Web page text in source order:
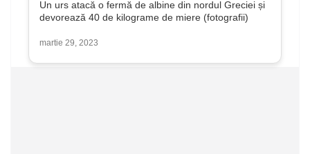
Un urs atacă o fermă de albine din nordul Greciei și
devorează 40 de kilograme de miere (fotografii)
martie 29, 2023